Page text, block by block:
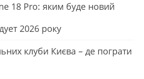
18 Рro: яким буде новий
2026 року
клуби Києва – де пограти